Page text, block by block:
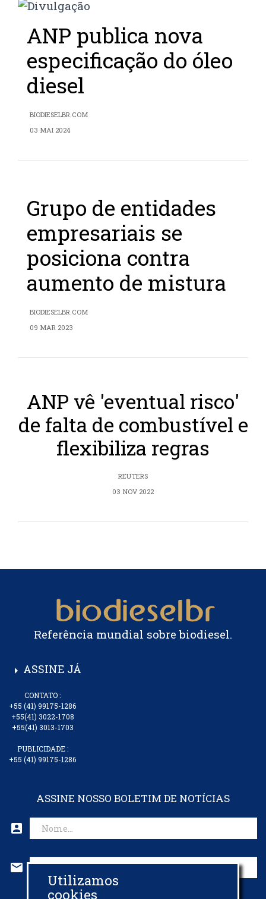
ANP publica nova
especificação do óleo
diesel
BIODIESELBR.COM
03 MAI 2024
Grupo de entidades
empresariais se
posiciona contra
aumento de mistura
BIODIESELBR.COM
09 MAR 2023
ANP vê 'eventual risco'
de falta de combustível e
flexibiliza regras
REUTERS
03 NOV 2022
Referência mundial sobre biodiesel.
arrow_right ASSINE JÁ
CONTATO :
+55 (41) 99175-1286
+55(41) 3022-1708
+55(41) 3013-1703
PUBLICIDADE :
+55 (41) 99175-1286
ASSINE NOSSO BOLETIM DE NOTÍCIAS
account_box
mail
CADASTRAR EMAIL
Utilizamos
cookies